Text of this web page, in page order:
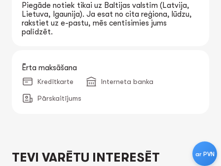
Piegāde notiek tikai uz Baltijas valstīm (Latvija,
Lietuva, Igaunija). Ja esat no cita reģiona, lūdzu,
rakstiet uz e-pastu, mēs centīsimies jums
palīdzēt.
Ērta maksāšana
Kredītkarte Interneta banka
Pārskaitījums
TEVI VARĒTU INTERESĒT ar PVN